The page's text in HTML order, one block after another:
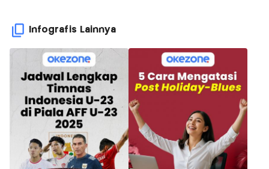
Infografis Lainnya